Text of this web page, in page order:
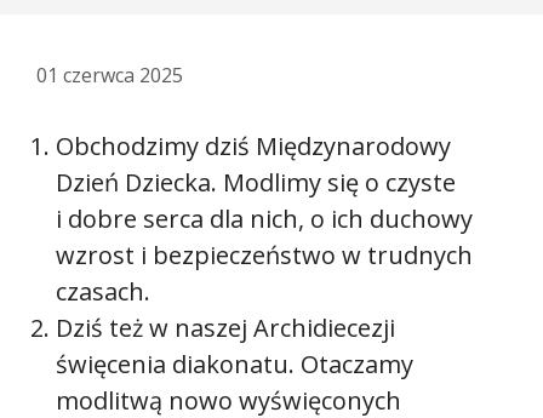
01 czerwca 2025
Obchodzimy dziś Międzynarodowy
Dzień Dziecka. Modlimy się o czyste
i dobre serca dla nich, o ich duchowy
wzrost i bezpieczeństwo w trudnych
czasach.
Dziś też w naszej Archidiecezji
święcenia diakonatu. Otaczamy
modlitwą nowo wyświęconych